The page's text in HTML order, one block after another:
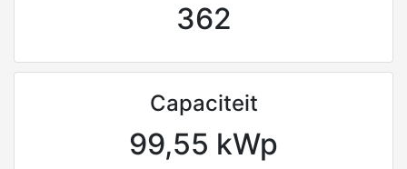
362
Capaciteit
99,55 kWp